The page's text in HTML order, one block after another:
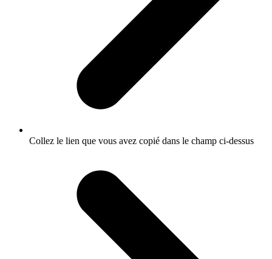
Collez le lien que vous avez copié dans le champ ci-dessus